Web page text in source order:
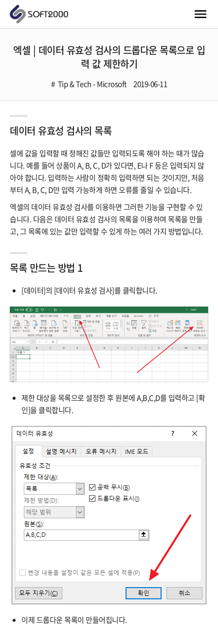
엑셀 | 데이터 유효성 검사의 드롭다운 목록으로 입
력 값 제한하기
Tip & Tech - Microsoft 2019-06-11
데이터 유효성 검사의 목록
셀에 값을 입력할 때 정해진 값들만 입력되도록 해야 하는 때가 많습
니다. 예를 들어 상품이 A, B, C, D가 있다면, E나 F 등은 입력되지 않
아야 합니다. 입력하는 사람이 정확히 입력하면 되는 것이지만, 처음
부터 A, B, C, D만 입력 가능하게 하면 오류를 줄일 수 있습니다.
엑셀의 데이터 유효성 검사를 이용하면 그러한 기능을 구현할 수 있
습니다. 다음은 데이터 유효성 검사의 목록을 이용하여 목록을 만들
고, 그 목록에 있는 값만 입력할 수 있게 하는 여러 가지 방법입니다.
목록 만드는 방법 1
[데이터]의 [데이터 유효성 검사]를 클릭합니다.
제한 대상을 목록으로 설정한 후 원본에 A,B,C,D를 입력하고 [확
인]을 클릭합니다.
이제 드롭다운 목록이 만들어집니다.